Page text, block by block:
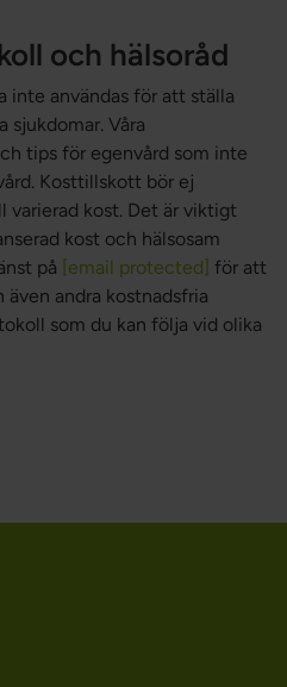
och hälsoråd
inte användas för att ställa
sjukdomar. Våra
tips för egenvård som inte
Kosttillskott bör ej
varierad kost. Det är viktigt
kost och hälsosam
på [email protected] för att
andra kostnadsfria
som du kan följa vid olika